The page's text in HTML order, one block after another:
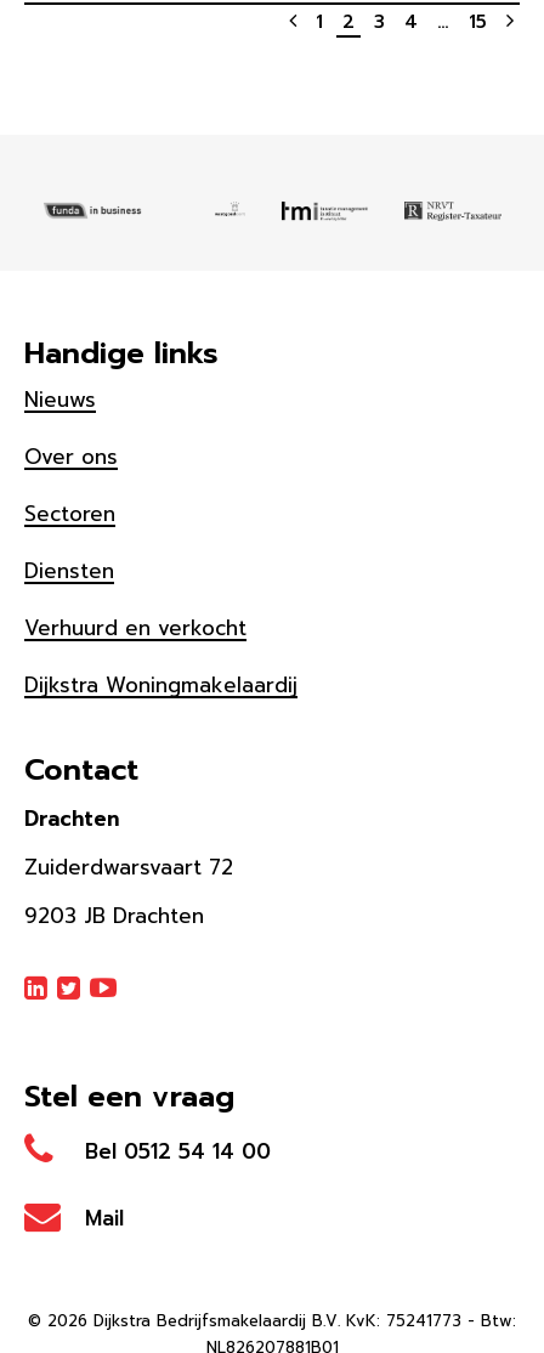
1 2 3 4 … 15
Handige links
Nieuws
Over ons
Sectoren
Diensten
Verhuurd en verkocht
Dijkstra Woningmakelaardij
Contact
Drachten
Zuiderdwarsvaart 72
9203 JB Drachten
Stel een vraag
Bel 0512 54 14 00
Mail
© 2026 Dijkstra Bedrijfsmakelaardij B.V. KvK: 75241773 - Btw:
NL826207881B01